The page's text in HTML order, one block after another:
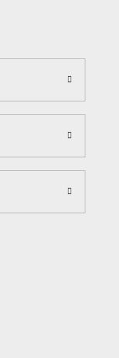
ve yüksek performans
bir deneyime
kullanarak
detaylı açıklamalar ve
tüm bilgilere
ulaştırmak için özenle
her zaman
canlı destek
memnuniyeti, en